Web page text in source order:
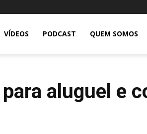
VÍDEOS PODCAST QUEM SOMOS
aluguel e